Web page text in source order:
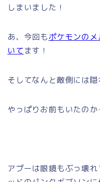
しまいました！
あ、今回もポケモンの
いてます！
そしてなんと敵側には隠
やっぱりお前もいたのか
アプーは眼鏡もぶっ壊